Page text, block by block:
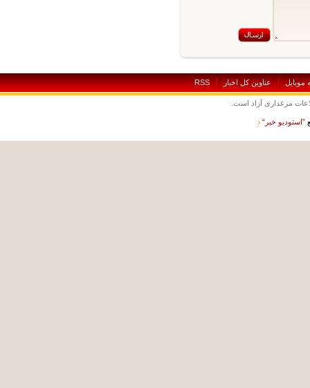
عناوين کل اخبار RSS
مرغداری آزاد است.
خبر“